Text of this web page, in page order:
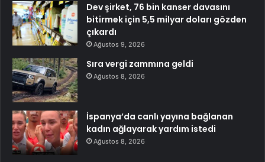
Dev şirket, 76 bin kanser davasını
bitirmek için 5,5 milyar doları gözden
çıkardı
Ağustos 9, 2026
Sıra vergi zammına geldi
Ağustos 8, 2026
İspanya’da canlı yayına bağlanan
kadın ağlayarak yardım istedi
Ağustos 8, 2026